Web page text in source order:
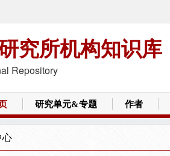
究所机构知识库
Repository
研究单元&专题 作者
心